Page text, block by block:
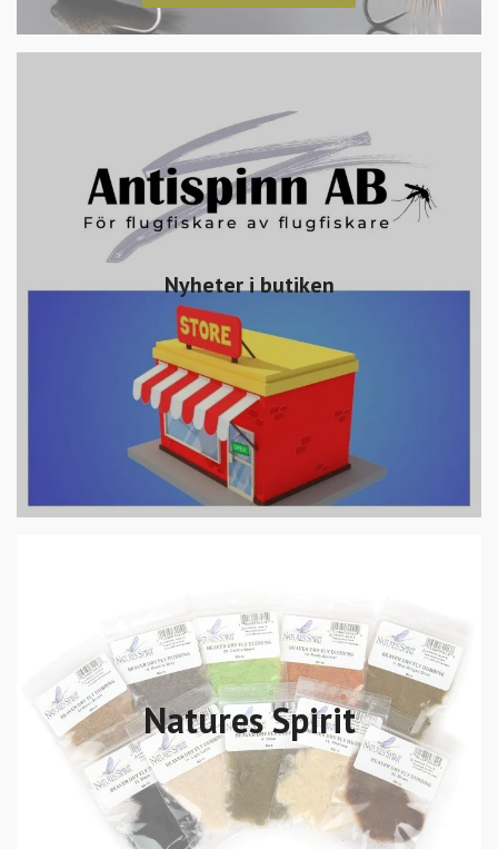
Nyheter i butiken
Natures Spirit